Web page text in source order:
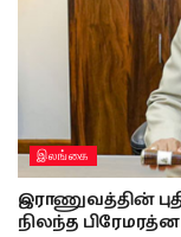
இலங்கை
இராணுவத்தின்
நிலந்த